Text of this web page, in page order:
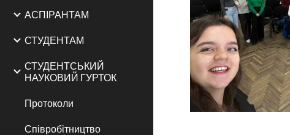
АСПІРАНТАМ
СТУДЕНТАМ
СТУДЕНТСЬКИЙ
НАУКОВИЙ ГУРТОК
Протоколи
Співробітництво